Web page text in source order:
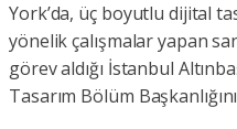
York’da, üç boyutlu dijital
yönelik çalışmalar yapan
görev aldığı İstanbul
Tasarım Bölüm